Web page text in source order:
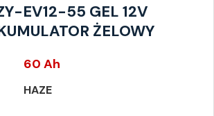
EV12-55 GEL 12V
ŻELOWY
60 Ah
HAZE